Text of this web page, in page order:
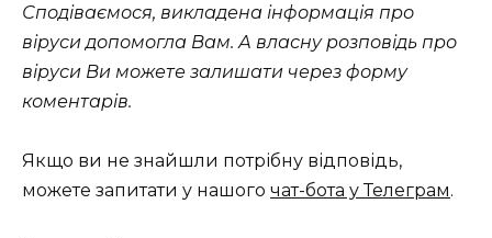
Сподіваємося, викладена інформація про
віруси допомогла Вам. А власну розповідь про
віруси Ви можете залишати через форму
коментарів.
Якщо ви не знайшли потрібну відповідь,
можете запитати у нашого чат-бота у Телеграм.